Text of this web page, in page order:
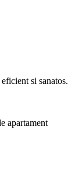
si sanatos.
apartament